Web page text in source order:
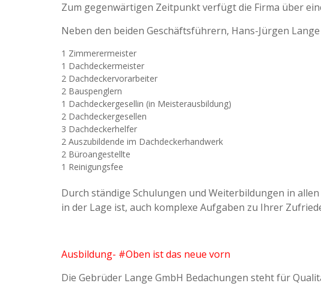
Zum gegenwärtigen Zeitpunkt verfügt die Firma über
Neben den beiden Geschäftsführern, Hans-Jürgen
1 Zimmerermeister
1 Dachdeckermeister
2 Dachdeckervorarbeiter
2 Bauspenglern
1 Dachdeckergesellin (in Meisterausbildung)
2 Dachdeckergesellen
3 Dachdeckerhelfer
2 Auszubildende im Dachdeckerhandwerk
2 Büroangestellte
1 Reinigungsfee
Durch ständige Schulungen und Weiterbildungen in
in der Lage ist, auch komplexe Aufgaben zu Ihrer
Ausbildung- #Oben ist das neue vorn
Die Gebrüder Lange GmbH Bedachungen steht für